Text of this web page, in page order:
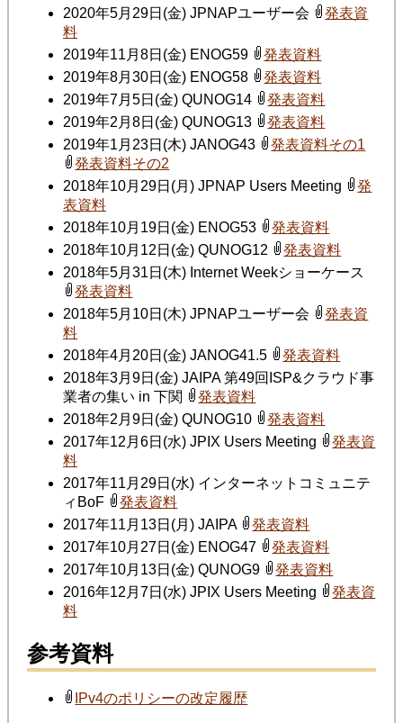
2020年5月29日(金) JPNAPユーザー会
発表資
料
2019年11月8日(金) ENOG59
発表資料
2019年8月30日(金) ENOG58
発表資料
2019年7月5日(金) QUNOG14
発表資料
2019年2月8日(金) QUNOG13
発表資料
2019年1月23日(木) JANOG43
発表資料その1
発表資料その2
2018年10月29日(月) JPNAP Users Meeting
発
表資料
2018年10月19日(金) ENOG53
発表資料
2018年10月12日(金) QUNOG12
発表資料
2018年5月31日(木) Internet Weekショーケース
発表資料
2018年5月10日(木) JPNAPユーザー会
発表資
料
2018年4月20日(金) JANOG41.5
発表資料
2018年3月9日(金) JAIPA 第49回ISP&クラウド事
業者の集い in 下関
発表資料
2018年2月9日(金) QUNOG10
発表資料
2017年12月6日(水) JPIX Users Meeting
発表資
料
2017年11月29日(水) インターネットコミュニテ
ィBoF
発表資料
2017年11月13日(月) JAIPA
発表資料
2017年10月27日(金) ENOG47
発表資料
2017年10月13日(金) QUNOG9
発表資料
2016年12月7日(水) JPIX Users Meeting
発表資
料
参考資料
IPv4のポリシーの改定履歴